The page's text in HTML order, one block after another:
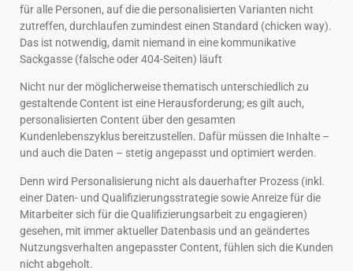
für alle Personen, auf die die personalisierten Varianten nicht
zutreffen, durchlaufen zumindest einen Standard (chicken way).
Das ist notwendig, damit niemand in eine kommunikative
Sackgasse (falsche oder 404-Seiten) läuft
Nicht nur der möglicherweise thematisch unterschiedlich zu
gestaltende Content ist eine Herausforderung; es gilt auch,
personalisierten Content über den gesamten
Kundenlebenszyklus bereitzustellen. Dafür müssen die Inhalte –
und auch die Daten – stetig angepasst und optimiert werden.
Denn wird Personalisierung nicht als dauerhafter Prozess (inkl.
einer Daten- und Qualifizierungsstrategie sowie Anreize für die
Mitarbeiter sich für die Qualifizierungsarbeit zu engagieren)
gesehen, mit immer aktueller Datenbasis und an geändertes
Nutzungsverhalten angepasster Content, fühlen sich die Kunden
nicht abgeholt.